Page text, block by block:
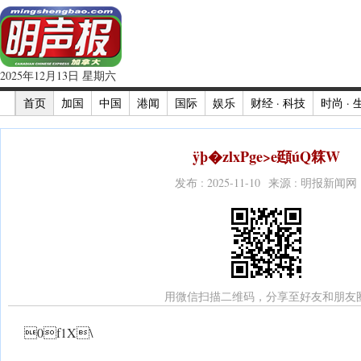
2025年12月13日 星期六
首页
加国 中国 港闻 国际 娱乐 财经 · 科技 时尚 ·
ÿþ�zlxPge>e頲úQ箖 W
发布 : 2025-11-10 来源 : 明报新闻网
用微信扫描二维码，分享至好友和朋友
0f1X\